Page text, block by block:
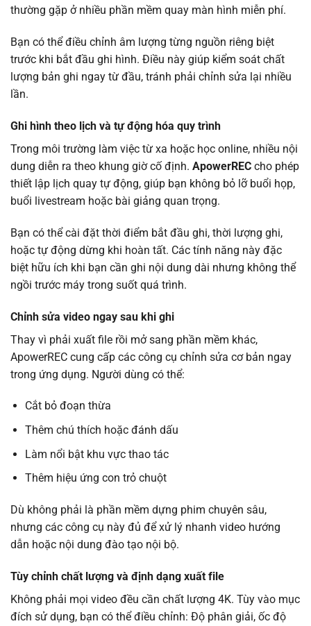
thường gặp ở nhiều phần mềm quay màn hình miễn phí.
Bạn có thể điều chỉnh âm lượng từng nguồn riêng biệt
trước khi bắt đầu ghi hình. Điều này giúp kiểm soát chất
lượng bản ghi ngay từ đầu, tránh phải chỉnh sửa lại nhiều
lần.
Ghi hình theo lịch và tự động hóa quy trình
Trong môi trường làm việc từ xa hoặc học online, nhiều nội
dung diễn ra theo khung giờ cố định. ApowerREC cho phép
thiết lập lịch quay tự động, giúp bạn không bỏ lỡ buổi họp,
buổi livestream hoặc bài giảng quan trọng.
Bạn có thể cài đặt thời điểm bắt đầu ghi, thời lượng ghi,
hoặc tự động dừng khi hoàn tất. Các tính năng này đặc
biệt hữu ích khi bạn cần ghi nội dung dài nhưng không thể
ngồi trước máy trong suốt quá trình.
Chỉnh sửa video ngay sau khi ghi
Thay vì phải xuất file rồi mở sang phần mềm khác,
ApowerREC cung cấp các công cụ chỉnh sửa cơ bản ngay
trong ứng dụng. Người dùng có thể:
Cắt bỏ đoạn thừa
Thêm chú thích hoặc đánh dấu
Làm nổi bật khu vực thao tác
Thêm hiệu ứng con trỏ chuột
Dù không phải là phần mềm dựng phim chuyên sâu,
nhưng các công cụ này đủ để xử lý nhanh video hướng
dẫn hoặc nội dung đào tạo nội bộ.
Tùy chỉnh chất lượng và định dạng xuất file
Không phải mọi video đều cần chất lượng 4K. Tùy vào mục
đích sử dụng, bạn có thể điều chỉnh: Độ phân giải, ốc độ